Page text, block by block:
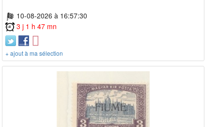
10-08-2026 à 16:57:30
3 j 1 h 47 mn
+ ajout à ma sélection